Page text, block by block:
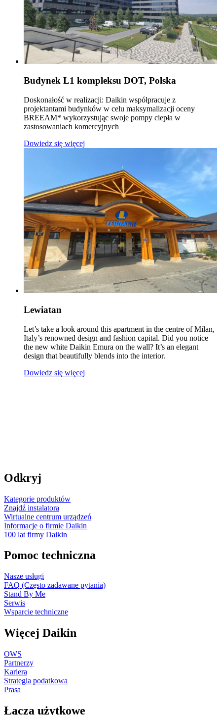
Budynek L1 kompleksu DOT, Polska
Doskonałość w realizacji: Daikin współpracuje z
projektantami budynków w celu maksymalizacji oceny
BREEAM* wykorzystując swoje pompy ciepła w
zastosowaniach komercyjnych
Dowiedz się więcej
Lewiatan
Let’s take a look around this apartment in the centre of Milan,
Italy’s renowned design and fashion capital. Did you notice
the new white Daikin Emura on the wall? It’s an elegant
design that beautifully blends into the interior.
Dowiedz się więcej
Odkryj
Kategorie produktów
Znajdź instalatora
Wirtualne centrum urządzeń
Informacje o firmie Daikin
100 lat firmy Daikin
Pomoc techniczna
Nasze usługi
FAQ (Często zadawane pytania)
Stand By Me
Serwis
Wsparcie techniczne
Więcej Daikin
OWS
Partnerzy
Kariera
Strategia podatkowa
Prasa
Łącza użytkowe